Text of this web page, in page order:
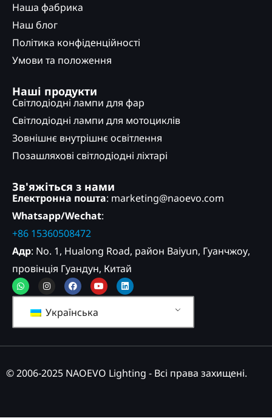
Наша фабрика
Наш блог
Політика конфіденційності
Умови та положення
Наші продукти
Світлодіодні лампи для фар
Світлодіодні лампи для мотоциклів
Зовнішнє внутрішнє освітлення
Позашляхові світлодіодні ліхтарі
Зв'яжіться з нами
Електронна пошта: marketing@naoevo.com
Whatsapp/Wechat:
+86 15360508472
Адр: No. 1, Hualong Road, район Baiyun, Гуанчжоу,
провінція Гуандун, Китай
WhatsappInstagramFacebookYoutubeLinkedin
Українська
© 2006-2025 NAOEVO Lighting - Всі права захищені.